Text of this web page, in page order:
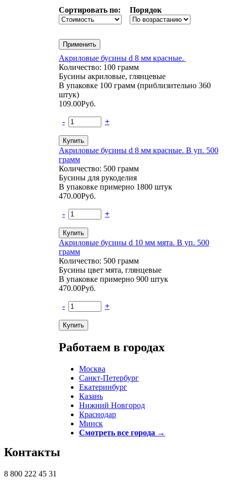
Сортировать по: Порядок
Акриловые бусины d 8 мм красные.
Количество: 100 грамм
Бусины акриловые, глянцевые
В упаковке 100 грамм (приблизительно 360
штук)
109.00Руб.
- +
Акриловые бусины d 8 мм красные. В уп. 500
грамм
Количество: 500 грамм
Бусины для рукоделия
В упаковке примерно 1800 штук
470.00Руб.
- +
Акриловые бусины d 10 мм мята. В уп. 500
грамм
Количество: 500 грамм
Бусины цвет мята, глянцевые
В упаковке примерно 900 штук
470.00Руб.
- +
Работаем в городах
Москва
Санкт-Петербург
Екатеринбург
Казань
Нижний Новгород
Краснодар
Минск
Смотреть все города →
Контакты
8 800 222 45 31